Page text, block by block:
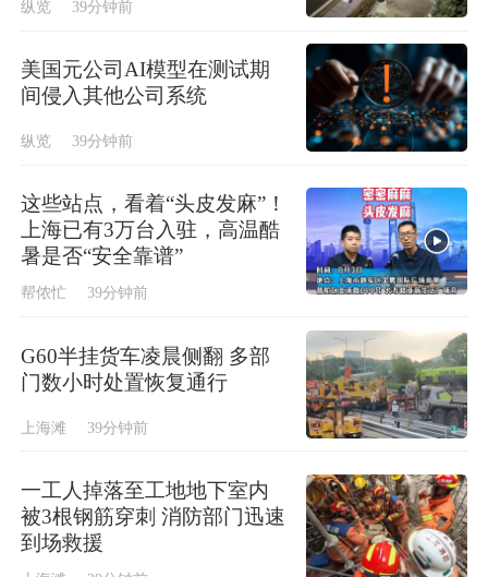
纵览 39分钟前
美国元公司AI模型在测试期
间侵入其他公司系统
纵览 39分钟前
这些站点，看着“头皮发麻”！
上海已有3万台入驻，高温酷
暑是否“安全靠谱”
帮侬忙 39分钟前
G60半挂货车凌晨侧翻 多部
门数小时处置恢复通行
上海滩 39分钟前
一工人掉落至工地地下室内
被3根钢筋穿刺 消防部门迅速
到场救援